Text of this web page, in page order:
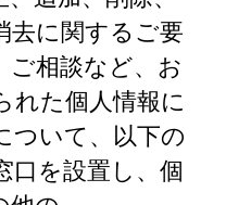
去に関するご要
ご相談など、お
れた個人情報に
ついて、以下の
口を設置し、個